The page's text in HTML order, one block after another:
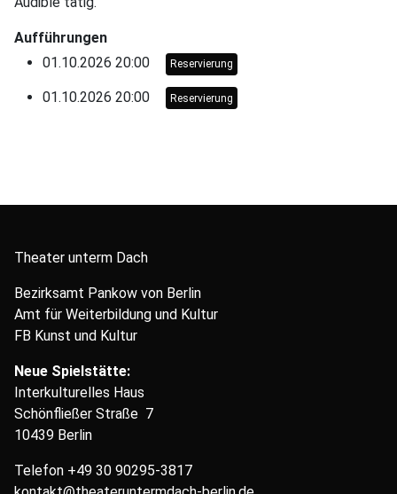
Aufführungen
01.10.2026 20:00
Reservierung
01.10.2026 20:00 Reservierung
Theater unterm Dach
Bezirksamt Pankow von Berlin
Amt für Weiterbildung und Kultur
FB Kunst und Kultur
Neue Spielstätte:
Interkulturelles Haus
Schönfließer Straße 7
10439 Berlin
Telefon +49 30 90295-3817